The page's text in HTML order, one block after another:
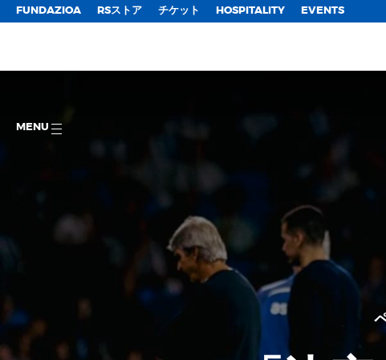
FUNDAZIOA RSストア チケット HOSPITALITY EVENTS
MENU